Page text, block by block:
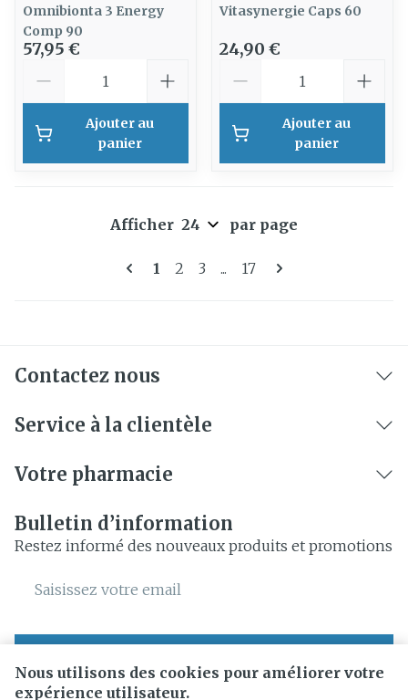
Nous utilisons des cookies pour améliorer votre
expérience utilisateur.
Omnibionta 3 Energy
Comp 90
57,95 €
Ajouter au
panier
Vitasynergie Caps 60
24,90 €
Ajouter au
panier
Pages
Vous lisez actuellement la page
1 Page
2 Page
3 ... Page
17
Afficher par page
Contactez nous
Service à la clientèle
Votre pharmacie
Bulletin d’information
Restez informé des nouveaux produits et promotions
Adresse mail
En cliquant sur s'abonner, vous vous abonnez à notre